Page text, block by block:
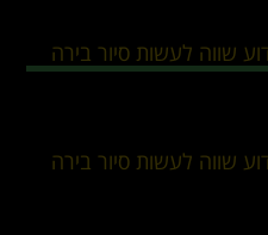
שווה לעשות סיור בירה
שווה לעשות סיור בירה